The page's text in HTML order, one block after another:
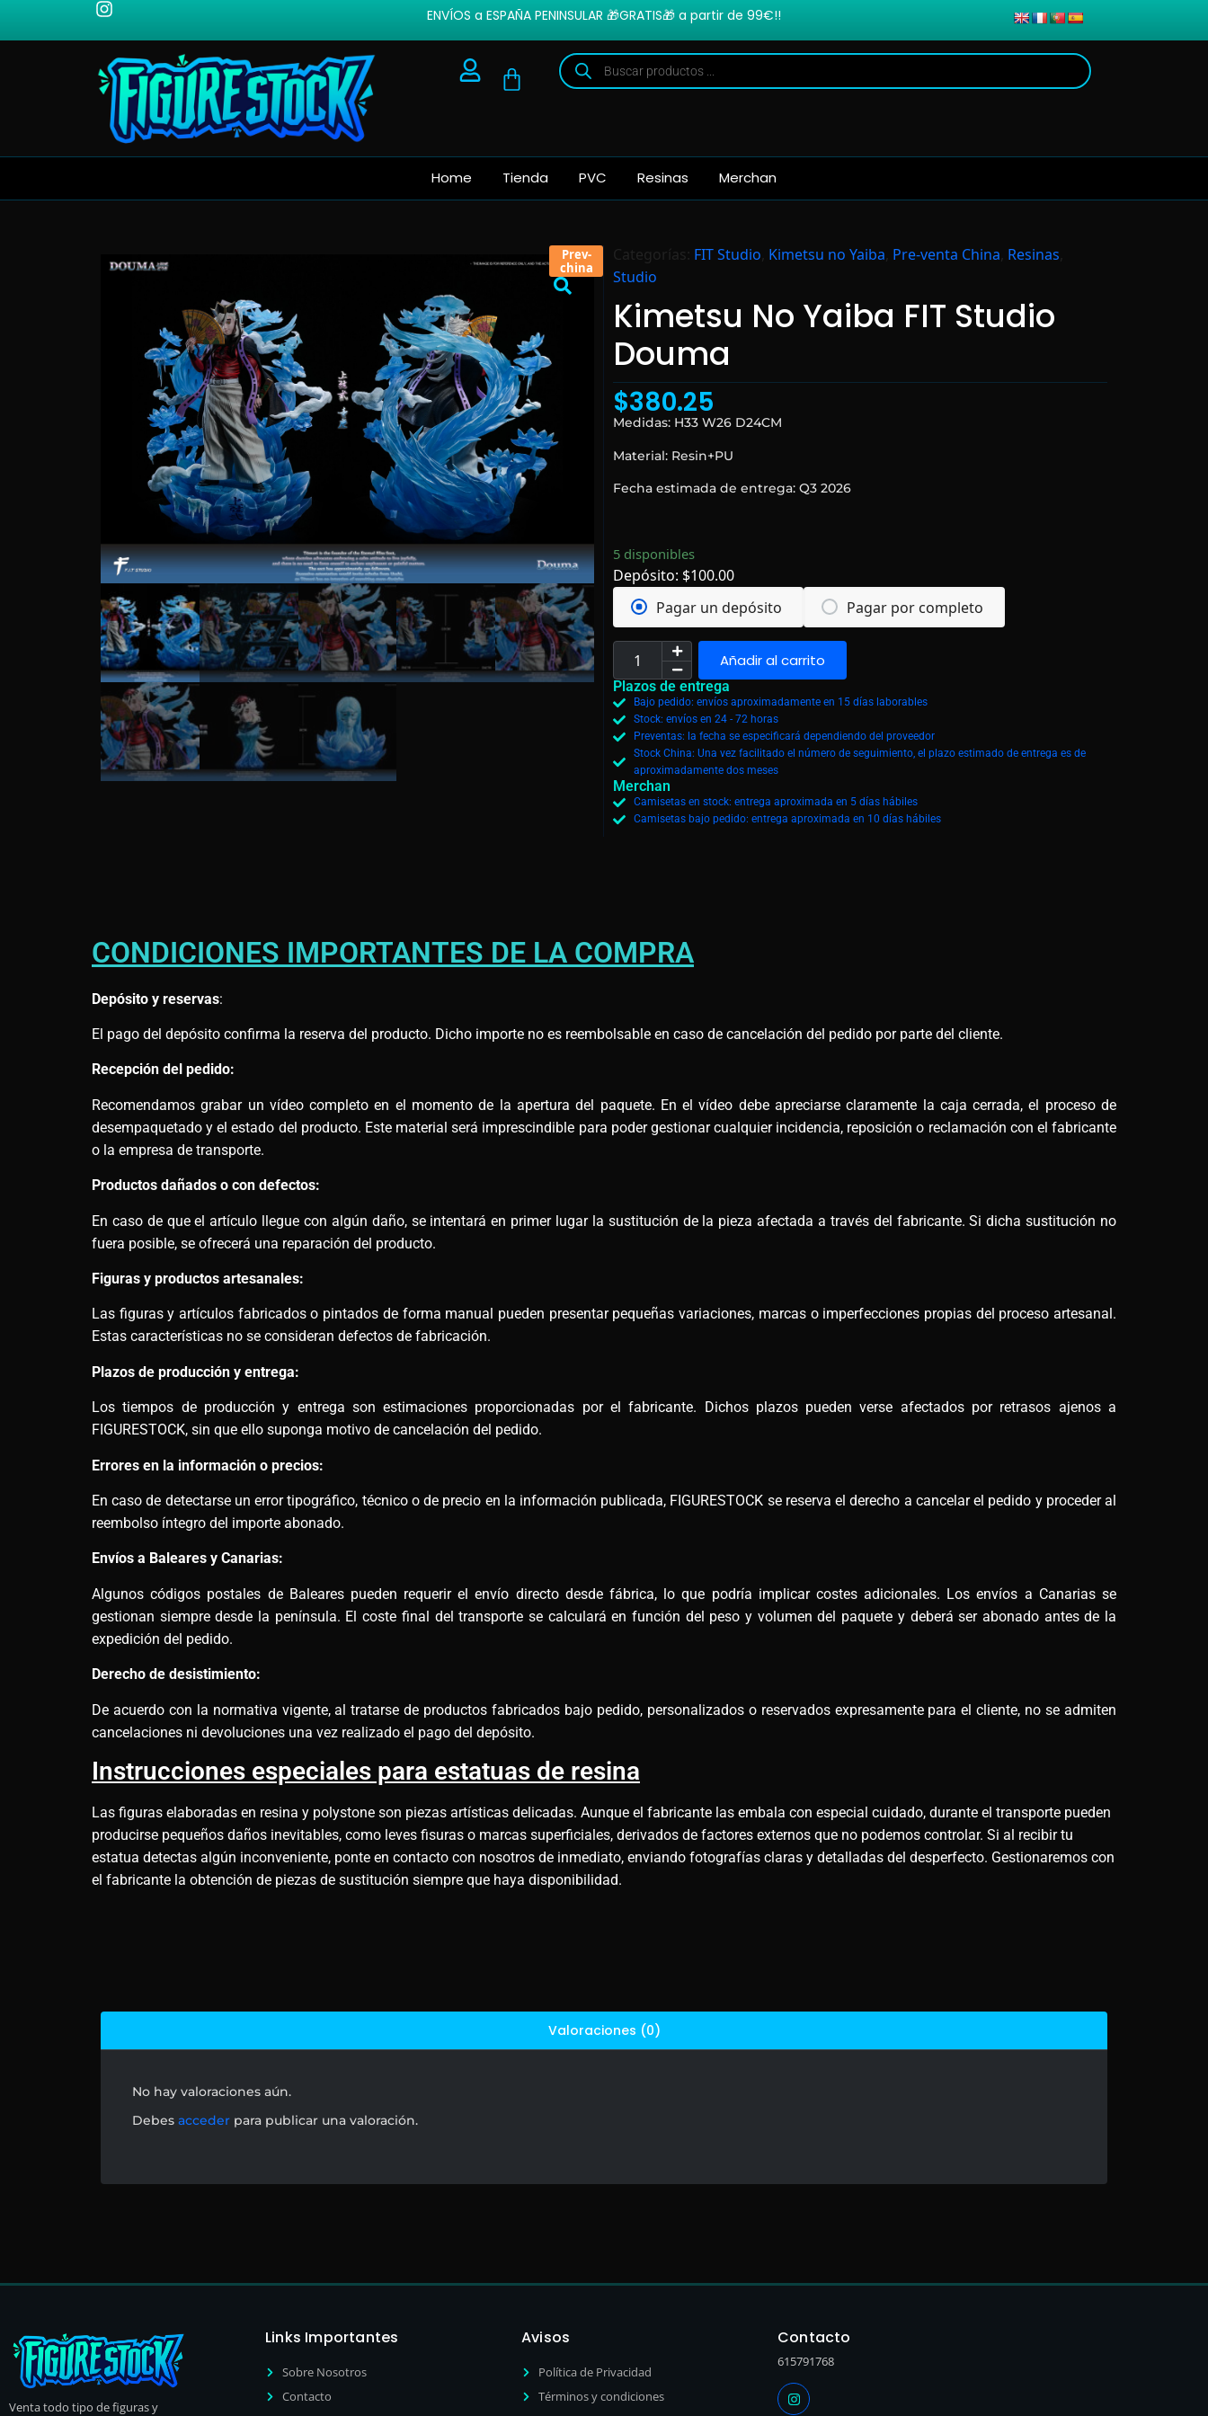
ENVÍOS a ESPAÑA PENINSULAR 🎁GRATIS🎁 a partir de 99€!!
Home Tienda PVC Resinas Merchan
Prev-
china
Categorías: FIT Studio Kimetsu no Yaiba Pre-venta China Resinas
Studio
Kimetsu No Yaiba FIT Studio
Douma
$380.25
Medidas: H33 W26 D24CM
Material: Resin+PU
Fecha estimada de entrega: Q3 2026
5 disponibles
Depósito: $100.00
Pagar por completo
Pagar un depósito
Añadir al carrito
Plazos de entrega
Bajo pedido: envíos aproximadamente en 15 días laborables
Stock: envíos en 24 - 72 horas
Preventas: la fecha se especificará dependiendo del proveedor
Stock China: Una vez facilitado el número de seguimiento, el plazo estimado de entrega es de
aproximadamente dos meses
Merchan
Camisetas en stock: entrega aproximada en 5 días hábiles
Camisetas bajo pedido: entrega aproximada en 10 días hábiles
CONDICIONES IMPORTANTES DE LA COMPRA
Depósito y reservas:
El pago del depósito confirma la reserva del producto. Dicho importe no es reembolsable en caso de cancelación del pedido por parte del cliente.
Recepción del pedido:
Recomendamos grabar un vídeo completo en el momento de la apertura del paquete. En el vídeo debe apreciarse claramente la caja cerrada, el proceso de
desempaquetado y el estado del producto. Este material será imprescindible para poder gestionar cualquier incidencia, reposición o reclamación con el fabricante
o la empresa de transporte.
Productos dañados o con defectos:
En caso de que el artículo llegue con algún daño, se intentará en primer lugar la sustitución de la pieza afectada a través del fabricante. Si dicha sustitución no
fuera posible, se ofrecerá una reparación del producto.
Figuras y productos artesanales:
Las figuras y artículos fabricados o pintados de forma manual pueden presentar pequeñas variaciones, marcas o imperfecciones propias del proceso artesanal.
Estas características no se consideran defectos de fabricación.
Plazos de producción y entrega:
Los tiempos de producción y entrega son estimaciones proporcionadas por el fabricante. Dichos plazos pueden verse afectados por retrasos ajenos a
FIGURESTOCK, sin que ello suponga motivo de cancelación del pedido.
Errores en la información o precios:
En caso de detectarse un error tipográfico, técnico o de precio en la información publicada, FIGURESTOCK se reserva el derecho a cancelar el pedido y proceder al
reembolso íntegro del importe abonado.
Envíos a Baleares y Canarias:
Algunos códigos postales de Baleares pueden requerir el envío directo desde fábrica, lo que podría implicar costes adicionales. Los envíos a Canarias se
gestionan siempre desde la península. El coste final del transporte se calculará en función del peso y volumen del paquete y deberá ser abonado antes de la
expedición del pedido.
Derecho de desistimiento:
De acuerdo con la normativa vigente, al tratarse de productos fabricados bajo pedido, personalizados o reservados expresamente para el cliente, no se admiten
cancelaciones ni devoluciones una vez realizado el pago del depósito.
Instrucciones especiales para estatuas de resina
Las figuras elaboradas en resina y polystone son piezas artísticas delicadas. Aunque el fabricante las embala con especial cuidado, durante el transporte pueden
producirse pequeños daños inevitables, como leves fisuras o marcas superficiales, derivados de factores externos que no podemos controlar. Si al recibir tu
estatua detectas algún inconveniente, ponte en contacto con nosotros de inmediato, enviando fotografías claras y detalladas del desperfecto. Gestionaremos con
el fabricante la obtención de piezas de sustitución siempre que haya disponibilidad.
Valoraciones (0)
No hay valoraciones aún.
Debes acceder para publicar una valoración.
Venta todo tipo de figuras y
Links Importantes
Sobre Nosotros
Contacto
Avisos
Política de Privacidad
Términos y condiciones
Contacto
615791768